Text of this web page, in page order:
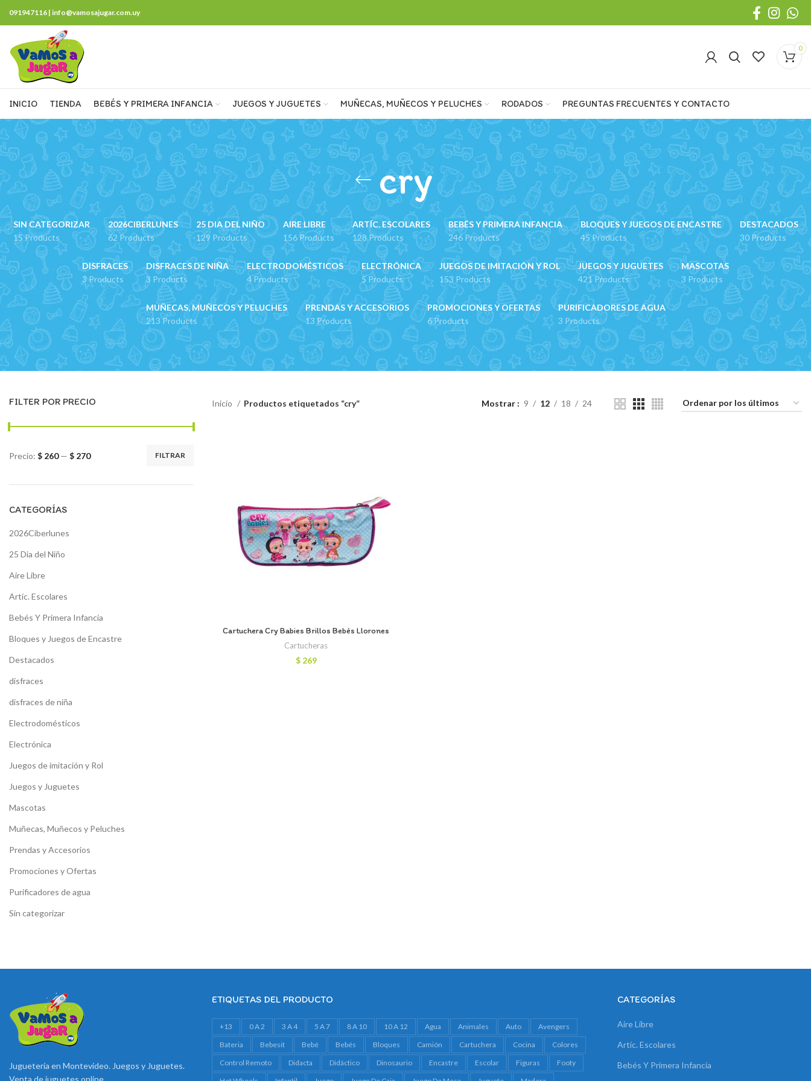
091947116 | info@vamosajugar.com.uy
0
INICIO TIENDA BEBÉS Y PRIMERA INFANCIA JUEGOS Y JUGUETES MUÑECAS, MUÑECOS Y PELUCHES RODADOS PREGUNTAS FRECUENTES Y CONTACTO
cry
SIN CATEGORIZAR
15 Products
2026CIBERLUNES
62 Products
25 DIA DEL NIÑO
129 Products
AIRE LIBRE
156 Products
ARTÍC. ESCOLARES
128 Products
BEBÉS Y PRIMERA INFANCIA
246 Products
BLOQUES Y JUEGOS DE ENCASTRE
45 Products
DESTACADOS
30 Products
DISFRACES
3 Products
DISFRACES DE NIÑA
3 Products
ELECTRODOMÉSTICOS
4 Products
ELECTRÓNICA
5 Products
JUEGOS DE IMITACIÓN Y ROL
153 Products
JUEGOS Y JUGUETES
421 Products
MASCOTAS
3 Products
MUÑECAS, MUÑECOS Y PELUCHES
213 Products
PRENDAS Y ACCESORIOS
13 Products
PROMOCIONES Y OFERTAS
6 Products
PURIFICADORES DE AGUA
3 Products
FILTER POR PRECIO
FILTRAR
Precio: $ 260— $ 270
CATEGORÍAS
2026Ciberlunes
25 Dia del Niño
Aire Libre
Artíc. Escolares
Bebés Y Primera Infancia
Bloques y Juegos de Encastre
Destacados
disfraces
disfraces de niña
Electrodomésticos
Electrónica
Juegos de imitación y Rol
Juegos y Juguetes
Mascotas
Muñecas, Muñecos y Peluches
Prendas y Accesorios
Promociones y Ofertas
Purificadores de agua
Sin categorizar
Inicio Productos etiquetados “cry” Mostrar 9 12 18 24
Cartuchera Cry Babies Brillos Bebés Llorones
Cartucheras
$269
Juguetería en Montevideo. Juegos y Juguetes.
Venta de juguetes online
ETIQUETAS DEL PRODUCTO
+13 0 A 2 3 A 4 5 A 7 8 A 10 10 A 12 Agua Animales Auto
Avengers
Bateria
Bebesit Bebé Bebés Bloques Camión Cartuchera Cocina
Colores
Control Remoto
Didacta Didáctico Dinosaurio Encastre Escolar Figuras
Footy
CATEGORÍAS
Aire Libre
Artíc. Escolares
Bebés Y Primera Infancia